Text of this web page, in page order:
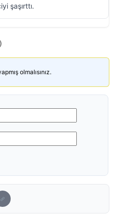
şaşırttı.
olmalısınız.